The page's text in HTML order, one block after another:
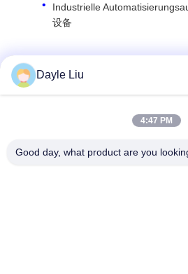
Industrielle
设备
Für weitere Informationen
Dayle Liu,
Dayle Liu
4:47 PM
Good day, what product are you